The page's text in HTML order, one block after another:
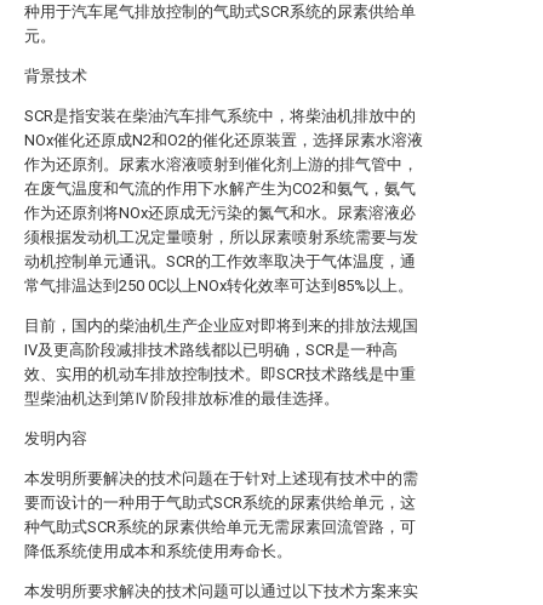
种用于汽车尾气排放控制的气助式SCR系统的尿素供给单
元。
背景技术
SCR是指安装在柴油汽车排气系统中，将柴油机排放中的
NOx催化还原成N2和O2的催化还原装置，选择尿素水溶液
作为还原剂。尿素水溶液喷射到催化剂上游的排气管中，
在废气温度和气流的作用下水解产生为CO2和氨气，氨气
作为还原剂将NOx还原成无污染的氮气和水。尿素溶液必
须根据发动机工况定量喷射，所以尿素喷射系统需要与发
动机控制单元通讯。SCR的工作效率取决于气体温度，通
常气排温达到250 0C以上NOx转化效率可达到85%以上。
目前，国内的柴油机生产企业应对即将到来的排放法规国
IV及更高阶段减排技术路线都以已明确，SCR是一种高
效、实用的机动车排放控制技术。即SCR技术路线是中重
型柴油机达到第Ⅳ阶段排放标准的最佳选择。
发明内容
本发明所要解决的技术问题在于针对上述现有技术中的需
要而设计的一种用于气助式SCR系统的尿素供给单元，这
种气助式SCR系统的尿素供给单元无需尿素回流管路，可
降低系统使用成本和系统使用寿命长。
本发明所要求解决的技术问题可以通过以下技术方案来实